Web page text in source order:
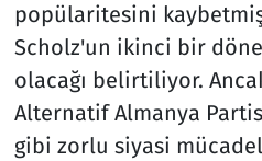
popülaritesini
Scholz'un ikinci bir
olacağı belirtiliyor.
Alternatif Almanya
gibi zorlu siyasi